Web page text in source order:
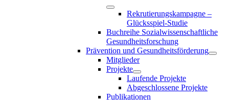
Rekrutierungskampagne –
Glücksspiel-Studie
Buchreihe Sozialwissenschaftliche
Gesundheitsforschung
Prävention und Gesundheitsförderung
Mitglieder
Projekte
Laufende Projekte
Abgeschlossene Projekte
Publikationen